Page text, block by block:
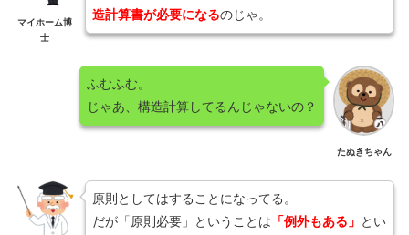
マイホーム博
士
造計算書が必要になるのじゃ。
たぬきちゃん
ふむふむ。
じゃあ、構造計算してるんじゃないの？
原則としてはすることになってる。
だが「原則必要」ということは 「例外もある」 とい